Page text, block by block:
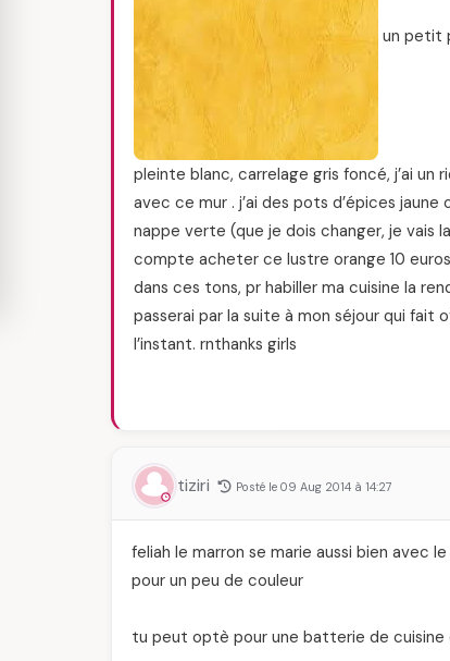
un petit
pleinte blanc, carrelage gris foncé, j’ai un
avec ce mur . j’ai des pots d’épices
nappe verte (que je dois changer, je vais
compte acheter ce lustre orange 10
dans ces tons, pr habiller ma cuisine la
passerai par la suite à mon séjour qui fait
l’instant. rnthanks girls
tiziri Posté le 09 Aug 2014 à 14:27
feliah le marron se marie aussi bien avec
pour un peu de couleur
tu peut optè pour une batterie de cuisine